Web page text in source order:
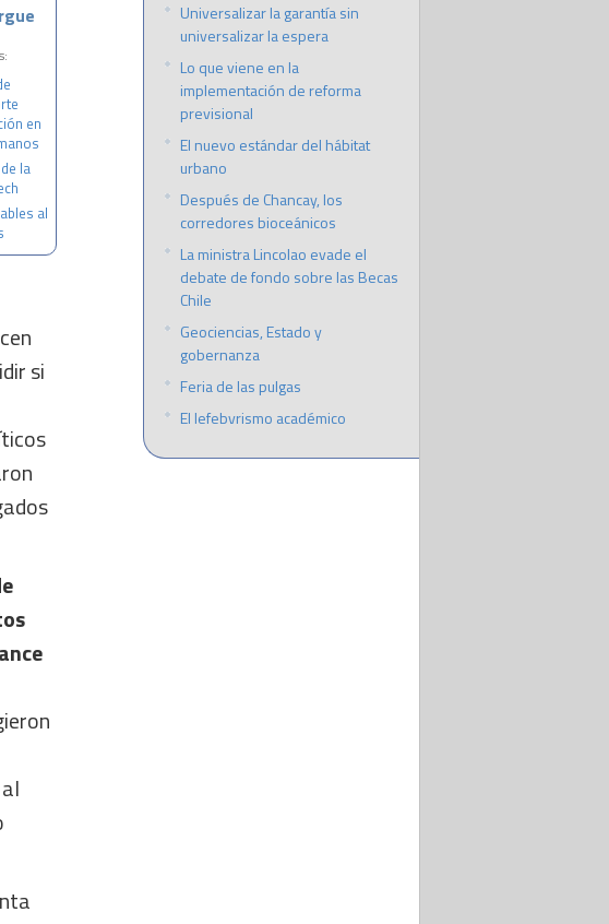
en
la
al
si
Universalizar la garantía sin
universalizar la espera
Lo que viene en la
implementación de reforma
previsional
El nuevo estándar del hábitat
urbano
Después de Chancay, los
corredores bioceánicos
La ministra Lincolao evade el
debate de fondo sobre las Becas
Chile
Geociencias, Estado y
gobernanza
Feria de las pulgas
El lefebvrismo académico